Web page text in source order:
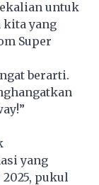
untuk
kita yang
Super
berarti.
yang
pukul